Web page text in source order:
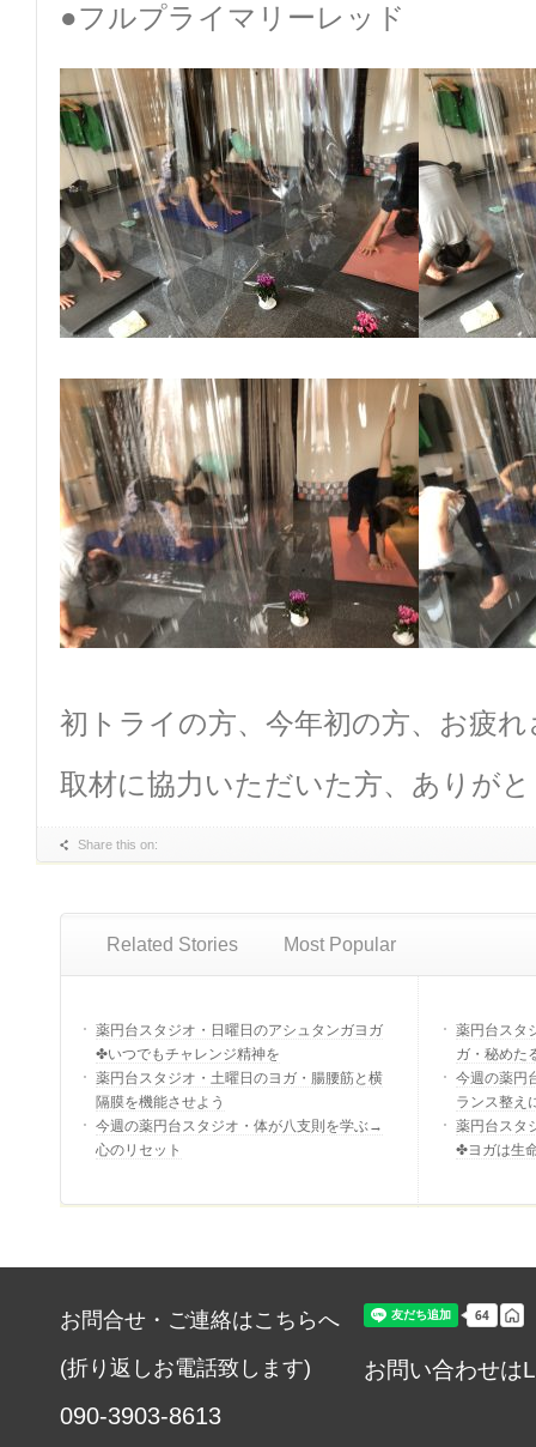
●フルプライマリーレッド
初トライの方、今年初の方、お疲
取材に協力いただいた方、ありが
Share this on:
Related Stories Most Popular
薬円台スタジオ・日曜日のアシュタンガヨガ
✤いつでもチャレンジ精神を
薬円台スタジオ・土曜日のヨガ・腸腰筋と横
隔膜を機能させよう
今週の薬円台スタジオ・体が八支則を学ぶ→
心のリセット
薬円台スタ
ガ・秘めた
今週の薬円
ランス整え
薬円台スタ
✤ヨガは生
お問合せ・ご連絡はこちらへ
(折り返しお電話致します)
090-3903-8613
お問い合わせは